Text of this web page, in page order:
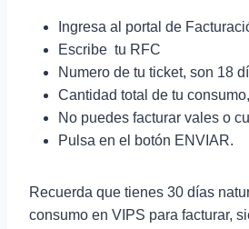
Ingresa al portal de
Escribe tu RFC
Numero de tu ticket, son 18
Cantidad total de tu
No puedes facturar vales o
Pulsa en el botón ENVIAR.
Recuerda que tienes 30 días
consumo en VIPS para facturar,